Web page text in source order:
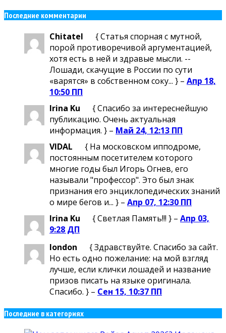
Последние комментарии
Chitatel
{ Статья спорная с мутной,
порой противоречивой аргументацией,
хотя есть в ней и здравые мысли. --
Лошади, скачущие в России по сути
«варятся» в собственном соку... } – Апр 18,
10:50 ПП
Irina Ku
{ Спасибо за интереснейшую
публикацию. Очень актуальная
информация. } – Май 24, 12:13 ПП
VIDAL
{ На московском ипподроме,
постоянным посетителем которого
многие годы был Игорь Огнев, его
называли "профессор". Это был знак
признания его энциклопедических знаний
о мире бегов и... } – Апр 07, 12:30 ПП
Irina Ku
{ Светлая Память!!! } – Апр 03,
9:28 ДП
london
{ Здравствуйте. Спасибо за сайт.
Но есть одно пожелание: на мой взгляд
лучше, если клички лошадей и название
призов писать на языке оригинала.
Спасибо. } – Сен 15, 10:37 ПП
Последние в категориях